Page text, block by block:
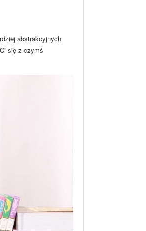
abstrakcyjnych
się z czymś